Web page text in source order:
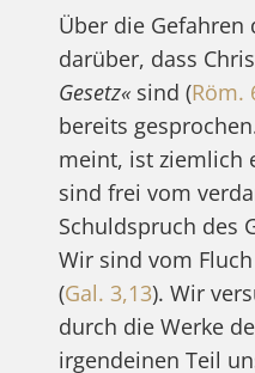
Über die Gefahren
darüber, dass
Gesetz«sind (Röm.
bereits
meint, ist ziemlich
sind frei vom
Schuldspruch des
Wir sind vom
(Gal. 3,13). Wir
durch die Werke
irgendeinen Teil